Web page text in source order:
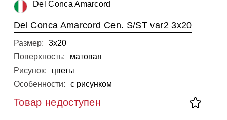
Del Conca Amarcord
Del Conca Amarcord Cen. S/ST var2 3x20
Размер:
3х20
Поверхность:
матовая
Рисунок:
цветы
Особенности:
с рисунком
Товар недоступен